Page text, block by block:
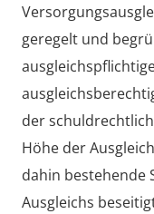
geregelt und
der
Höhe der
dahin bestehende
Ausgleichs